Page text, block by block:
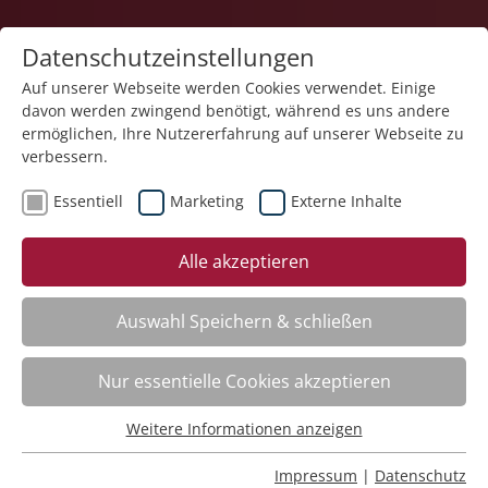
1
Veranstaltung "Planung und Dokumentation des
Strukturmodells in Connext Vivendi – Kurs II" (Nr.
11) wurde in den Warenkorb gelegt.
Fachbereich
ADHS. Aufmerksamkeitsdefizit-Hyperaktivitätsstörung
261101
Datenschutzeinstellungen
Auf unserer Webseite werden Cookies verwendet. Einige
davon werden zwingend benötigt, während es uns andere
ermöglichen, Ihre Nutzererfahrung auf unserer Webseite zu
verbessern.
Essentiell Marketing Externe Inhalte
Alle akzeptieren
Auswahl Speichern & schließen
Nur essentielle Cookies akzeptieren
Essentielle Cookies werden für grundlegende Funktionen
Weitere Informationen anzeigen
Impressum | Datenschutz